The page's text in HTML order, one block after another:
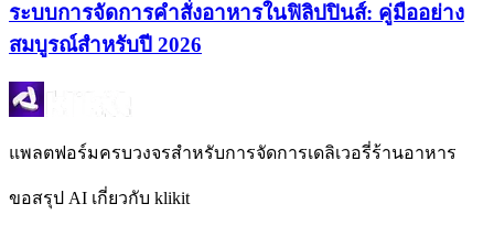
ระบบการจัดการคำสั่งอาหารในฟิลิปปินส์: คู่มืออย่าง
สมบูรณ์สำหรับปี 2026
แพลตฟอร์มครบวงจรสำหรับการจัดการเดลิเวอรี่ร้านอาหาร
ขอสรุป AI เกี่ยวกับ klikit